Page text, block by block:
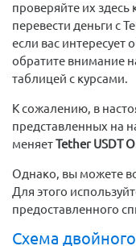
проверяйте их
перевести деньги с
если вас
обратите внимание
таблицей с курсами.
К сожалению, в
представленных на
меняетTether USDT
Однако, вы можете
Для этого
предоставленного
Схема